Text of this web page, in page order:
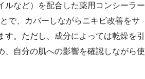
ルなど）を配合した薬用コンシーラー
で、カバーしながらニキビ改善をサ
す。ただし、成分によっては乾燥を引
、自分の肌への影響を確認しながら使